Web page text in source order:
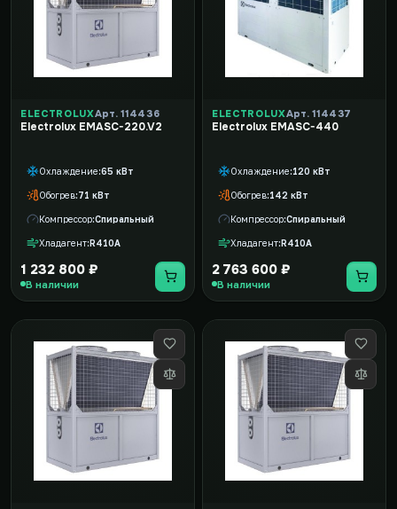
ELECTROLUXАрт. 114436
Electrolux EMASC-220.V2
Охлаждение 65 кВт
Обогрев 71 кВт
Компрессор Спиральный
Хладагент R410A
1 232 800 ₽
В наличии
ELECTROLUXАрт. 114437
Electrolux EMASC-440
Охлаждение 120 кВт
Обогрев 142 кВт
Компрессор Спиральный
Хладагент R410A
2 763 600 ₽
В наличии